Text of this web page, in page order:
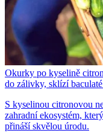
Okurky po kyselině
do zálivky, sklízí
S kyselinou citronovou
zahradní ekosystém,
přináší skvělou úrodu.